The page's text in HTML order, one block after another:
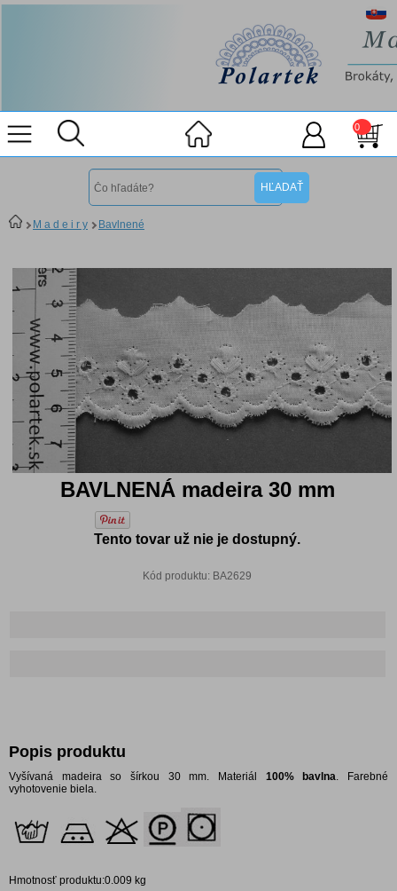
0
M a d e i r y Bavlnené
BAVLNENÁ madeira 30 mm
Tento tovar už nie je dostupný.
Kód produktu: BA2629
Popis produktu
Vyšívaná madeira so šírkou 30 mm. Materiál 100% bavlna. Farebné
vyhotovenie biela.
Hmotnosť produktu:0.009 kg